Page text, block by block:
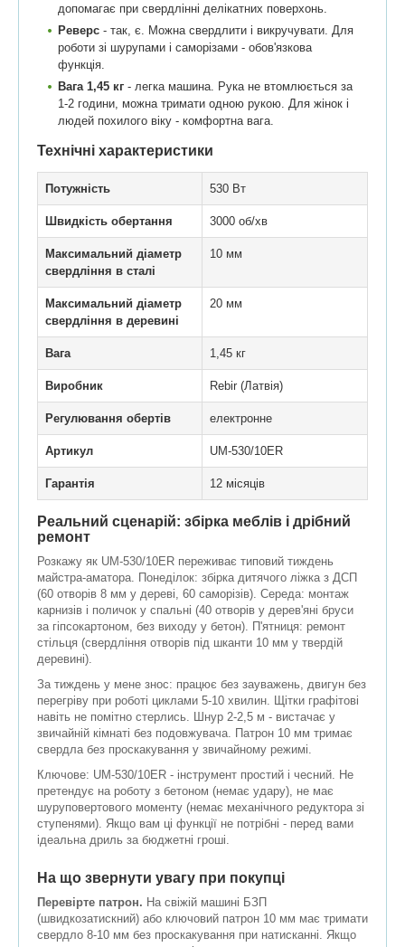
допомагає при свердлінні делікатних поверхонь.
Реверс - так, є. Можна свердлити і викручувати. Для
роботи зі шурупами і саморізами - обов'язкова
функція.
Вага 1,45 кг - легка машина. Рука не втомлюється за
1-2 години, можна тримати одною рукою. Для жінок і
людей похилого віку - комфортна вага.
Технічні характеристики
Потужність 530 Вт
Швидкість обертання 3000 об/хв
Максимальний діаметр
свердління в сталі
10 мм
Максимальний діаметр
свердління в деревині
20 мм
Вага 1,45 кг
Виробник Rebir (Латвія)
Регулювання обертів електронне
Артикул UM-530/10ER
Гарантія 12 місяців
Реальний сценарій: збірка меблів і дрібний
ремонт
Розкажу як UM-530/10ER переживає типовий тиждень
майстра-аматора. Понеділок: збірка дитячого ліжка з ДСП
(60 отворів 8 мм у дереві, 60 саморізів). Середа: монтаж
карнизів і поличок у спальні (40 отворів у дерев'яні бруси
за гіпсокартоном, без виходу у бетон). П'ятниця: ремонт
стільця (свердління отворів під шканти 10 мм у твердій
деревині).
За тиждень у мене знос: працює без зауважень, двигун без
перегріву при роботі циклами 5-10 хвилин. Щітки графітові
навіть не помітно стерлись. Шнур 2-2,5 м - вистачає у
звичайній кімнаті без подовжувача. Патрон 10 мм тримає
свердла без проскакування у звичайному режимі.
Ключове: UM-530/10ER - інструмент простий і чесний. Не
претендує на роботу з бетоном (немає удару), не має
шуруповертового моменту (немає механічного редуктора зі
ступенями). Якщо вам ці функції не потрібні - перед вами
ідеальна дриль за бюджетні гроші.
На що звернути увагу при покупці
Перевірте патрон. На свіжій машині БЗП
(швидкозатискний) або ключовий патрон 10 мм має тримати
свердло 8-10 мм без проскакування при натисканні. Якщо